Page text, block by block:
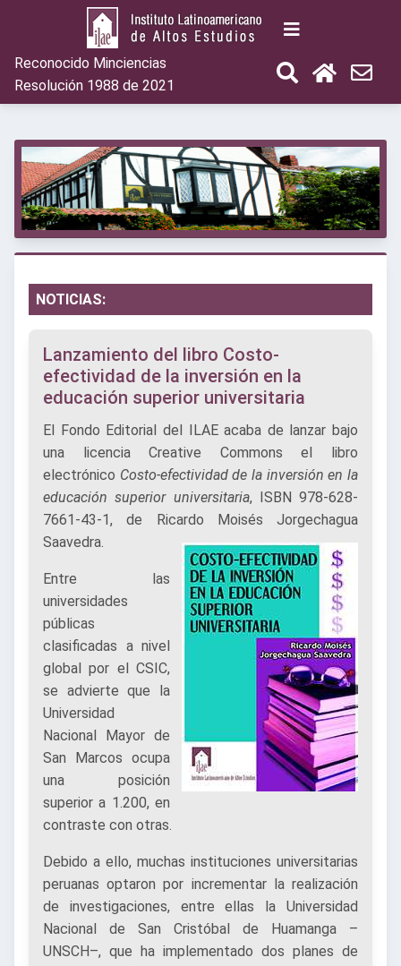
Reconocido Minciencias
Resolución 1988 de 2021
NOTICIAS:
Lanzamiento del libro Costo-
efectividad de la inversión en la
educación superior universitaria
El Fondo Editorial del ILAE acaba de lanzar bajo
una licencia Creative Commons el libro
electrónico Costo-efectividad de la inversión en la
educación superior universitaria, ISBN 978-628-
7661-43-1, de Ricardo Moisés Jorgechagua
Saavedra.
Entre las
universidades
públicas
clasificadas a nivel
global por el CSIC,
se advierte que la
Universidad
Nacional Mayor de
San Marcos ocupa
una posición
superior a 1.200, en
contraste con otras.
Debido a ello, muchas instituciones universitarias
peruanas optaron por incrementar la realización
de investigaciones, entre ellas la Universidad
Nacional de San Cristóbal de Huamanga –
UNSCH–, que ha implementado dos planes de